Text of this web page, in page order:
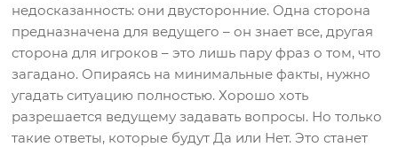
недосказанность: они двусторонние. Одна сторона
предназначена для ведущего – он знает все, другая
сторона для игроков – это лишь пару фраз о том, что
загадано. Опираясь на минимальные факты, нужно
угадать ситуацию полностью. Хорошо хоть
разрешается ведущему задавать вопросы. Но только
такие ответы, которые будут Да или Нет. Это станет